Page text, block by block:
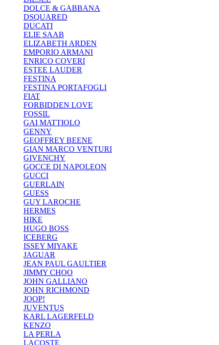
DOLCE & GABBANA
DSQUARED
DUCATI
ELIE SAAB
ELIZABETH ARDEN
EMPORIO ARMANI
ENRICO COVERI
ESTEE LAUDER
FESTINA
FESTINA PORTAFOGLI
FIAT
FORBIDDEN LOVE
FOSSIL
GAI MATTIOLO
GENNY
GEOFFREY BEENE
GIAN MARCO VENTURI
GIVENCHY
GOCCE DI NAPOLEON
GUCCI
GUERLAIN
GUESS
GUY LAROCHE
HERMES
HIKE
HUGO BOSS
ICEBERG
ISSEY MIYAKE
JAGUAR
JEAN PAUL GAULTIER
JIMMY CHOO
JOHN GALLIANO
JOHN RICHMOND
JOOP!
JUVENTUS
KARL LAGERFELD
KENZO
LA PERLA
LACOSTE